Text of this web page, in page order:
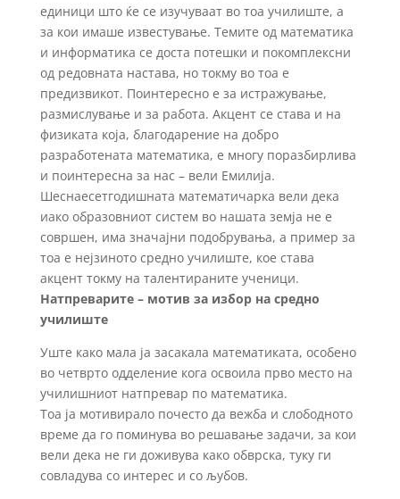
единици што ќе се изучуваат во тоа училиште, а
за кои имаше известување. Темите од математика
и информатика се доста потешки и покомплексни
од редовната настава, но токму во тоа е
предизвикот. Поинтересно е за истражување,
размислување и за работа. Акцент се става и на
физиката која, благодарение на добро
разработената математика, е многу поразбирлива
и поинтересна за нас – вели Емилија.
Шеснаесетгодишната математичарка вели дека
иако образовниот систем во нашата земја не е
совршен, има значајни подобрувања, а пример за
тоа е нејзиното средно училиште, кое става
акцент токму на талентираните ученици.
Натпреварите – мотив за избор на средно
училиште
Уште како мала ја засакала математиката, особено
во четврто одделение кога освоила прво место на
училишниот натпревар по математика.
Тоа ја мотивирало почесто да вежба и слободното
време да го поминува во решавање задачи, за кои
вели дека не ги доживува како обврска, туку ги
совладува со интерес и со љубов.